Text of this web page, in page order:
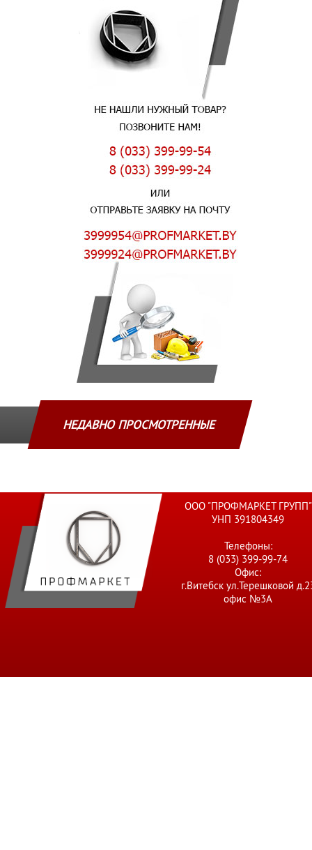
НЕДАВНО ПРОСМОТРЕННЫЕ
ООО "ПРОФМАРКЕТ ГРУПП"
УНП 391804349
Телефоны:
8 (033) 399-99-74
Офис:
г.Витебск ул.Терешковой
офис №3А